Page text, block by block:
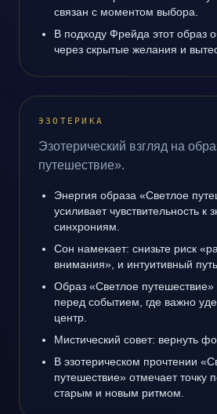
связан с моментом выбора.
В подходу Фрейда этот образ
через скрытые желания и
ЭЗОТЕРИКА
Эзотерический взгляд на
путешествие».
Энергия образа «Светлое
усиливает чувствительность к
синхрониям.
Сон намекает: снизьте риск
внимания», и интуитивный
Образ «Светлое путешествие»
перед событием, где важно
центр.
Мистический совет: вернуть
В эзотерическом прочтении
путешествие» отмечает точку
старым и новым ритмом.